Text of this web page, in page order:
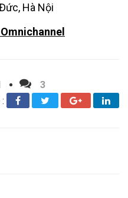
Hà Nội
Omnichannel
3